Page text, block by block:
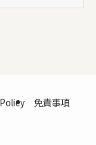
免責事項